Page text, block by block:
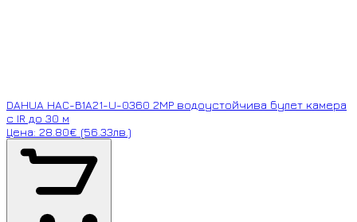
DAHUA HAC-B1A21-U-0360 2MP водоустойчива булет камера
с IR до 30 м
Цена: 28.80€ (56.33лв.)